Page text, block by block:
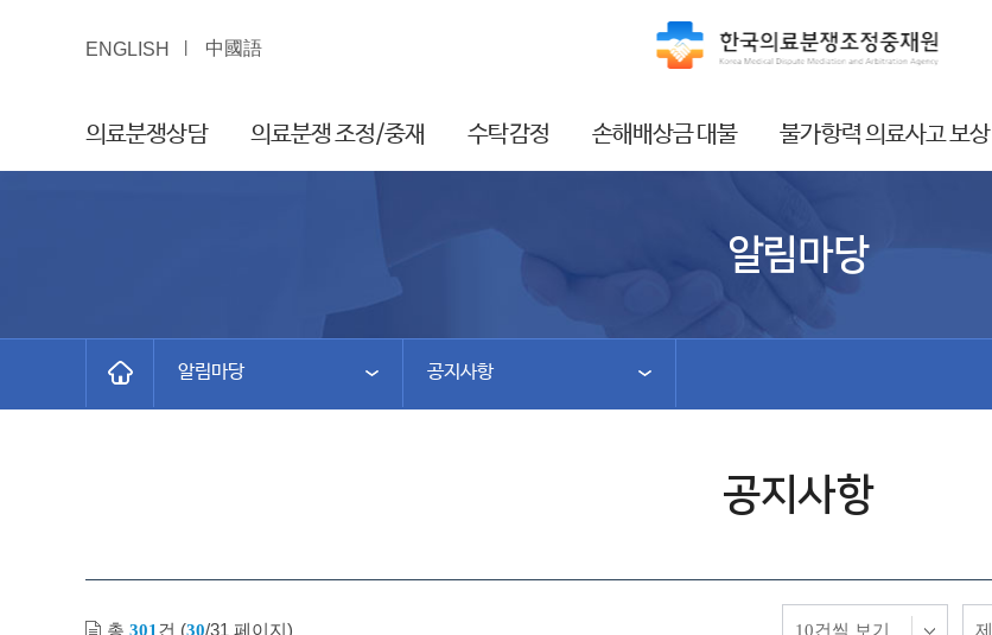
ENGLISH 中國語
의료분쟁상담 의료분쟁 조정/중재 수탁감정 손해배상금 대불 불가항력 의료사고 보상
알림마당
알림마당 공지사항
공지사항
총 301 건 (30/31 페이지)